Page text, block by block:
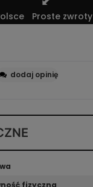
Proste
dodaj opinię
fizyczna